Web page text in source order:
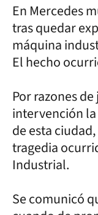
En Mercedes
tras quedar
máquina
El hecho
Por razones
intervención
de esta
tragedia
Industrial.
Se comunicó